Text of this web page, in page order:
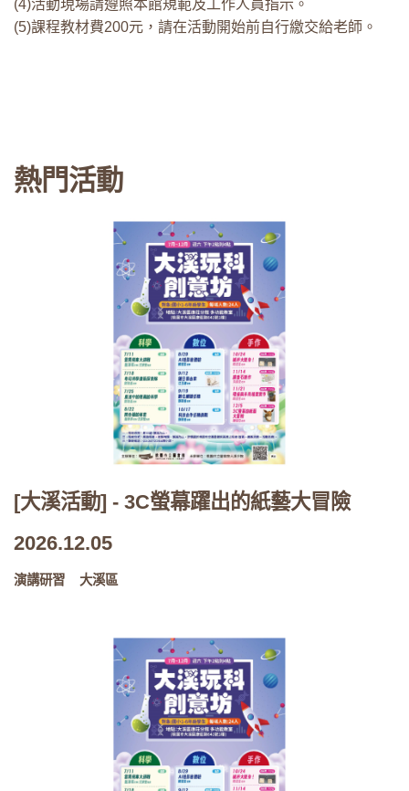
(4)活動現場請遵照本館規範及工作人員指示。
(5)課程教材費200元，請在活動開始前自行繳交給老師。
熱門活動
[大溪活動] - 3C螢幕躍出的紙藝大冒險
2026.12.05
演講研習 大溪區